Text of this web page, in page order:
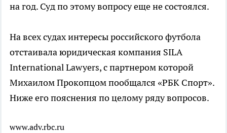
на год. Суд по этому вопросу еще не состоялся.
На всех судах интересы российского футбола
отстаивала юридическая компания SILA
International Lawyers, с партнером которой
Михаилом Прокопцом пообщался «РБК Спорт».
Ниже его пояснения по целому ряду вопросов.
www.adv.rbc.ru